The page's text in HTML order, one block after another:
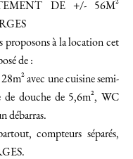
DE +/- 56M²
proposons à la location cet
de :
avec une cuisine semi-
de douche de 5,6m², WC
débarras.
compteurs séparés,